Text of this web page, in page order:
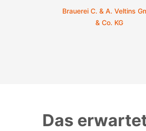
Brauerei C. & A. Veltins
& Co. KG
Das